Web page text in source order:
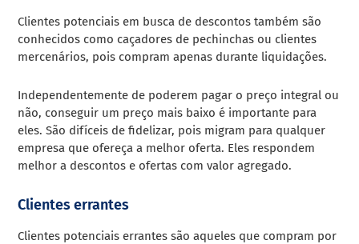
Clientes potenciais em busca de descontos também são
conhecidos como caçadores de pechinchas ou clientes
mercenários, pois compram apenas durante liquidações.
Independentemente de poderem pagar o preço integral ou
não, conseguir um preço mais baixo é importante para
eles. São difíceis de fidelizar, pois migram para qualquer
empresa que ofereça a melhor oferta. Eles respondem
melhor a descontos e ofertas com valor agregado.
Clientes errantes
Clientes potenciais errantes são aqueles que compram por